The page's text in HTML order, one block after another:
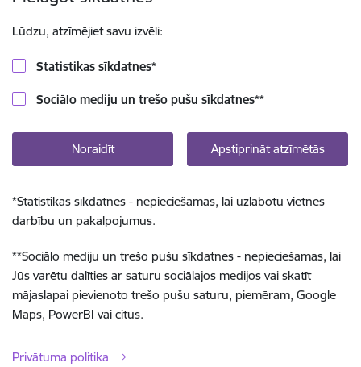
Lūdzu, atzīmējiet savu izvēli:
Statistikas sīkdatnes*
Sociālo mediju un trešo pušu sīkdatnes**
Noraidīt Apstiprināt atzīmētās
*Statistikas sīkdatnes - nepieciešamas, lai uzlabotu vietnes
darbību un pakalpojumus.
**Sociālo mediju un trešo pušu sīkdatnes - nepieciešamas, lai
Jūs varētu dalīties ar saturu sociālajos medijos vai skatīt
mājaslapai pievienoto trešo pušu saturu, piemēram, Google
Maps, PowerBI vai citus.
Privātuma politika